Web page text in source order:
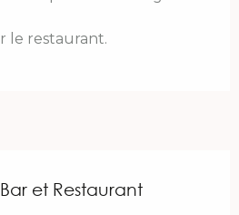
le restaurant.
et Restaurant